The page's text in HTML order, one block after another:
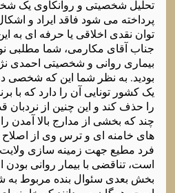
تحلیل شخصیتی و روانکاوی یک
پرداخته می شود فاقد ایراد و
توان نقدی اخلاقی یا حرفه ای به
جناب آقای مکارمی، شما مطلبی
بیماری روانی و شخصیتی احمدی
بودید. به نظر شما این که
یک کشور تونایی آن را دارد که با
را حذف کند و این چنین از نردبان
چند که بخشی از مدارج بالا آمدن
های خامنه ای و ترس وی از اصلاح
فرد مطیع جهت زمینه سازی
است، تناقضی با بیمار روانی بودن
بخش بعدی سئوال بنده مربوط